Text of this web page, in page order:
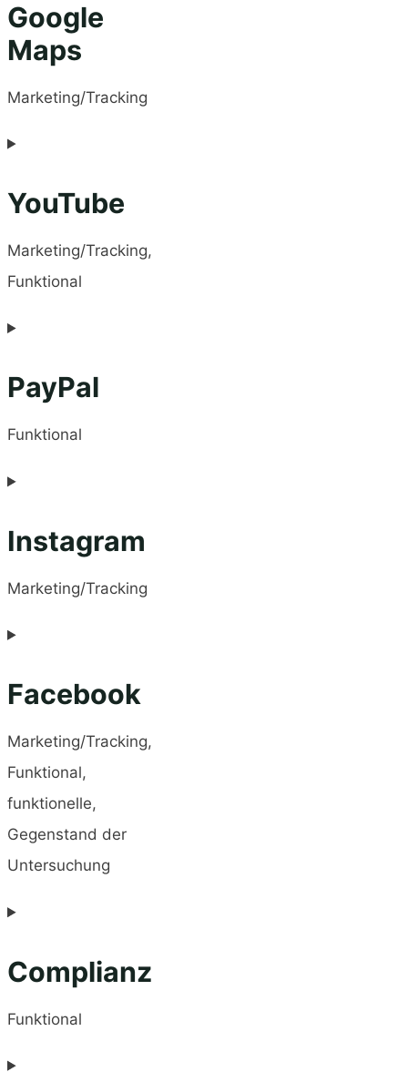
Google
Maps
Marketing/Tracking
YouTube
Marketing/Tracking,
Funktional
PayPal
Funktional
Instagram
Marketing/Tracking
Facebook
Marketing/Tracking,
Funktional,
funktionelle,
Gegenstand der
Untersuchung
Complianz
Funktional